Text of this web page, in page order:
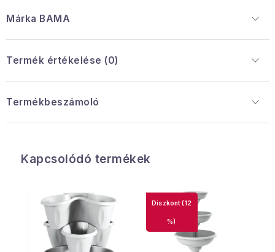
Márka BAMA
Termék értékelése (0)
Termékbeszámoló
Kapcsolódó termékek
(12
%)